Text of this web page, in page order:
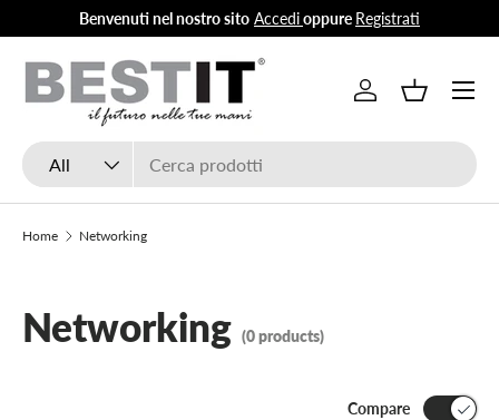
Skip to content
Benvenuti nel nostro sito Accedioppure Registrati
Search
Product type
All
Log inBasket
Menu
Home Networking
Networking (0 products)
Compare